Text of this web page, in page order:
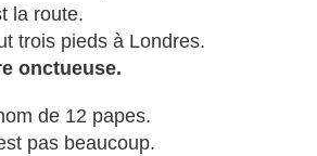
la route.
trois pieds à Londres.
onctueuse.
de 12 papes.
pas beaucoup.